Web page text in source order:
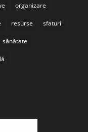
organizare
resurse sfaturi
sănătate